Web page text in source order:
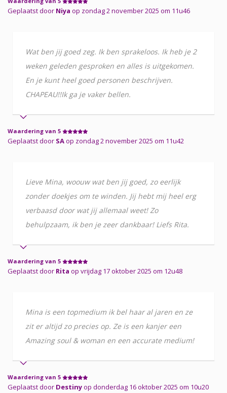
Geplaatst door Niya op zondag 2 november 2025 om 11u46
Wat ben jij goed zeg. Ik ben sprakeloos. Ik heb je 2
weken geleden gesproken en alles is uitgekomen.
En je kunt heel goed personen beschrijven.
CHAPEAU!!Ik ga je vaker bellen.
Waardering van 5
Geplaatst door SAop zondag 2 november 2025 om 11u42
Lieve Mina, woouw wat ben jij goed, zo eerlijk
zonder doekjes om te winden. Jij hebt mij heel erg
verbaasd door wat jij allemaal weet! Zo
behulpzaam, ik ben je zeer dankbaar! Liefs Rita.
Waardering van 5
Geplaatst door Rita op vrijdag 17 oktober 2025 om 12u48
Mina is een topmedium ik bel haar al jaren en ze
zit er altijd zo precies op. Ze is een kanjer een
Amazing soul & woman en een accurate medium!
Waardering van 5
Geplaatst door Destinyop donderdag 16 oktober 2025 om 10u20